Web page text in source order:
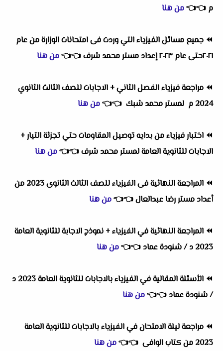
م 👈
👈من هنا
⏪ جميع مسائل الفيزياء التي وردت فى امتحانات الوزارة من عام
٢٠٢١حتى عام ٢٠٢٣ إعداد مستر محمد شرف
👈
👈من هنا
⏪ مراجعة فيزياء الفصل الثاني + الاجابات للصف الثالث الثانوي
2024 م لمستر محمد شبك
👈
👈من هنا
⏪ اختبار فيزياء من بدايه توصيل المقاومات حتي تجزئة التيار +
الاجابات للثانوية العامة لمستر محمد شرف👈
👈من هنا
⏪
المراجعة النهائية فى الفيزياء للصف الثالث الثانوى 2023 من
أعداد مستر رضا عبدالعال👈
👈من هنا
⏪ المراجعة النهائية في الفيزياء + نموذج الاجابة للثانوية العامة
2023 د / شنودة عماد
👈
👈من هنا
⏪
الأسئلة المقالية في الفيزياء بالاجابات للثانوية العامة 2023 د
/ شنودة عماد 👈
👈من هنا
⏪ مراجعة ليلة الامتحان في الفيزياء بالاجابات للثانوية العامة
2023 من كتاب الوافى
👈
👈من هنا